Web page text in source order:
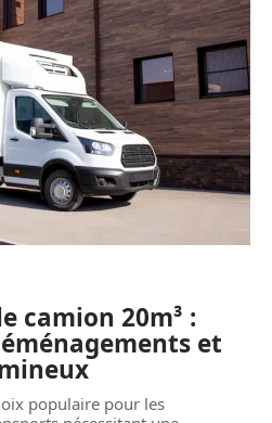
camion 20m³ :
et
populaire pour les